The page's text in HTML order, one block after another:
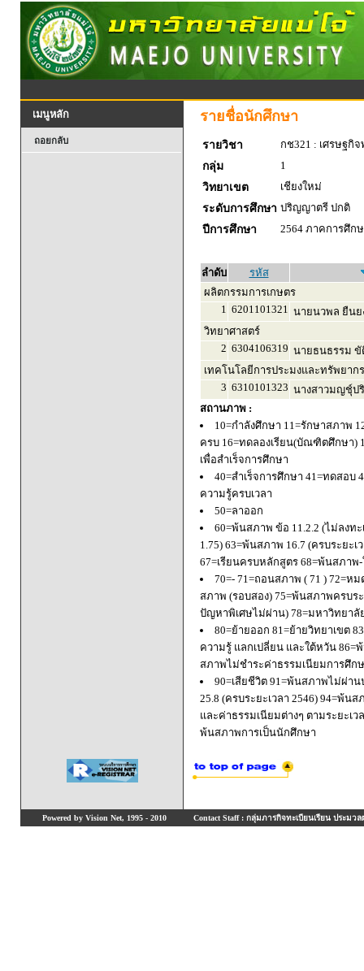
เมนูหลัก
ถอยกลับ
รายชื่อนักศึกษา
รายวิชา
กช321 : เศรษฐกิ
กลุ่ม
1
วิทยาเขต
เชียงใหม่
ระดับการศึกษา ปริญญาตรี ปกติ
ปีการศึกษา
2564 ภาคการศึก
ลำดับ
รหัส
ผลิตกรรมการเกษตร
1 6201101321 นายนวพล ยืนย
วิทยาศาสตร์
2 6304106319 นายธนธรรม ขั
เทคโนโลยีการประมงและทรัพยาก
3 6310101323 นางสาวมญชุ์ป
สถานภาพ :
10=กำลังศึกษา 11=รักษาสภาพ
ครบ 16=ทดลองเรียน(บัณฑิตศึกษา)
เพื่อสำเร็จการศึกษา
40=สำเร็จการศึกษา 41=ทดสอบ
ความรู้ครบเวลา
50=ลาออก
60=พ้นสภาพ ข้อ 11.2.2 (ไม่ลงท
1.75) 63=พ้นสภาพ 16.7 (ครบระยะ
67=เรียนครบหลักสูตร 68=พ้นสภา
70=- 71=ถอนสภาพ ( 71 ) 72=
สภาพ (รอบสอง) 75=พ้นสภาพครบ
ปัญหาพิเศษไม่ผ่าน) 78=มหาวิทยา
80=ย้ายออก 81=ย้ายวิทยาเขต
ความรู้ แลกเปลี่ยน และใต้หวัน
สภาพไม่ชำระค่าธรรมเนียมการศึก
90=เสียชีวิต 91=พ้นสภาพไม่ผ่า
25.8 (ครบระยะเวลา 2546) 94=พ้
และค่าธรรมเนียมต่างๆ ตามระยะเ
พ้นสภาพการเป็นนักศึกษา
Powered by Vision Net, 1995 - 2010 Contact Staff : กลุ่มภารกิจทะเบียนเรียน ประมวล